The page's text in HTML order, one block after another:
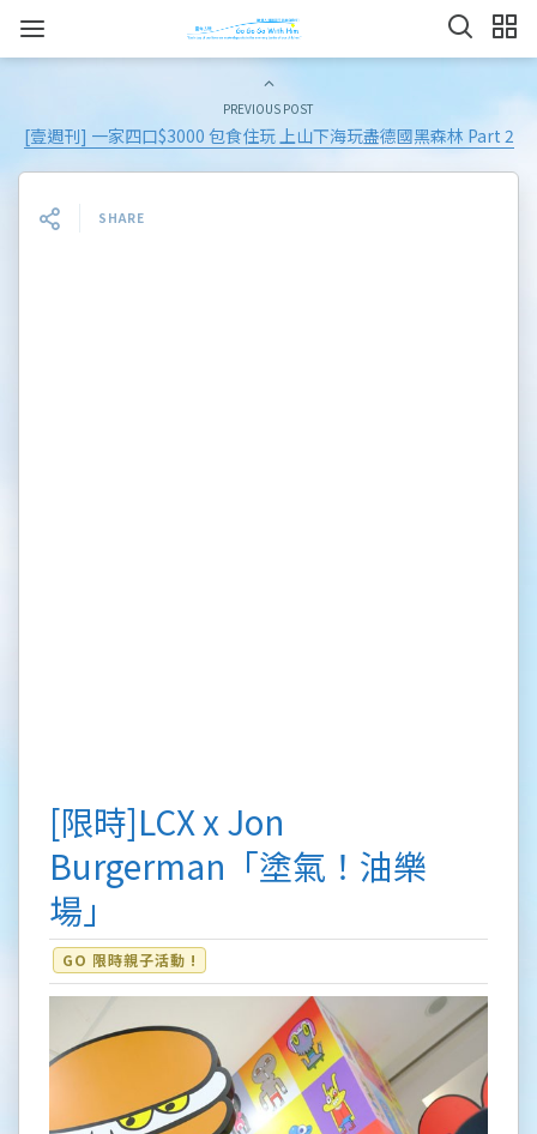
PREVIOUS POST
[壹週刊] 一家四口$3000 包食住玩 上山下海玩盡德國黑森林 Part 2
SHARE
[限時]LCX x Jon
Burgerman「塗氣！油樂
場」
GO 限時親子活動 !